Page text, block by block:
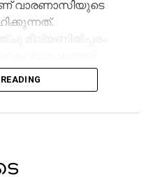
വാരണാസിയുടെ
പ്രത്യേകമായി
. സിഇ
ട്രെയിലര്‍